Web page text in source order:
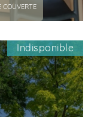
COUVERTE
Indisponible